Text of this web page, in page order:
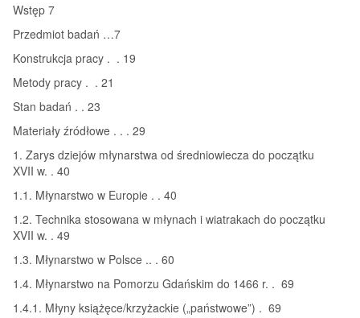
Wstęp 7
Przedmiot badań …7
Konstrukcja pracy . . 19
Metody pracy . . 21
Stan badań . . 23
Materiały źródłowe . . . 29
1. Zarys dziejów młynarstwa od średniowiecza do początku
XVII w. . 40
1.1. Młynarstwo w Europie . . 40
1.2. Technika stosowana w młynach i wiatrakach do początku
XVII w. . 49
1.3. Młynarstwo w Polsce .. . 60
1.4. Młynarstwo na Pomorzu Gdańskim do 1466 r. . 69
1.4.1. Młyny książęce/krzyżackie („państwowe”) . 69